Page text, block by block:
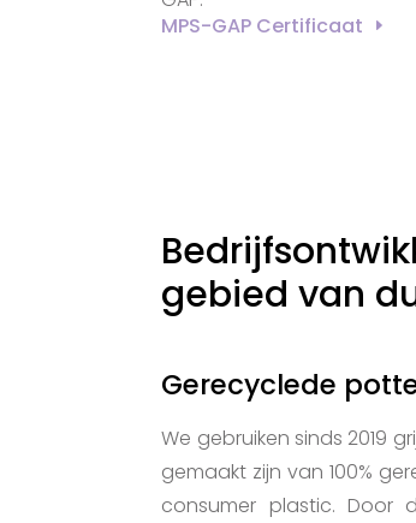
MPS-GAP Certificaat
gebied van
Gerecyclede
We gebruiken sinds 2019
gemaakt zijn van 100%
consumer plastic. Door